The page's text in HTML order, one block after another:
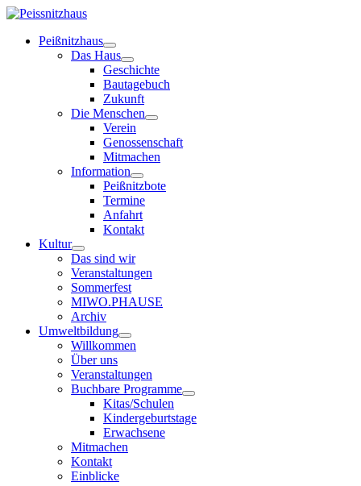
Peißnitzhaus
Das Haus
Geschichte
Bautagebuch
Zukunft
Die Menschen
Verein
Genossenschaft
Mitmachen
Information
Peißnitzbote
Termine
Anfahrt
Kontakt
Kultur
Das sind wir
Veranstaltungen
Sommerfest
MIWO.PHAUSE
Archiv
Umweltbildung
Willkommen
Über uns
Veranstaltungen
Buchbare Programme
Kitas/Schulen
Kindergeburtstage
Erwachsene
Mitmachen
Kontakt
Einblicke